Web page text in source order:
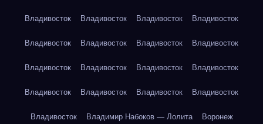
Владивосток Владивосток Владивосток Владивосток
Владивосток Владивосток Владивосток Владивосток
Владивосток Владивосток Владивосток Владивосток
Владивосток Владивосток Владивосток Владивосток
Владивосток Владимир Набоков — Лолита Воронеж